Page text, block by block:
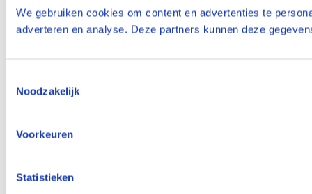
We gebruiken cookies om content en advertenties te
adverteren en analyse. Deze partners kunnen deze
Noodzakelijk
Voorkeuren
Statistieken